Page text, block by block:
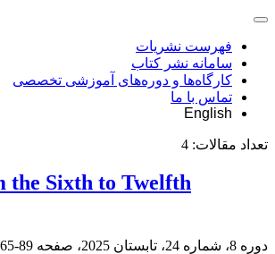
فهرست نشریات
سامانه نشر کتاب
کارگاه‌ها و دوره‌های آموزشی تخصصی
تماس با ما
English
تعداد مقالات: 4
the Sixth to Twelfth
دوره 8، شماره 24، تابستان 2025، صفحه 89-65